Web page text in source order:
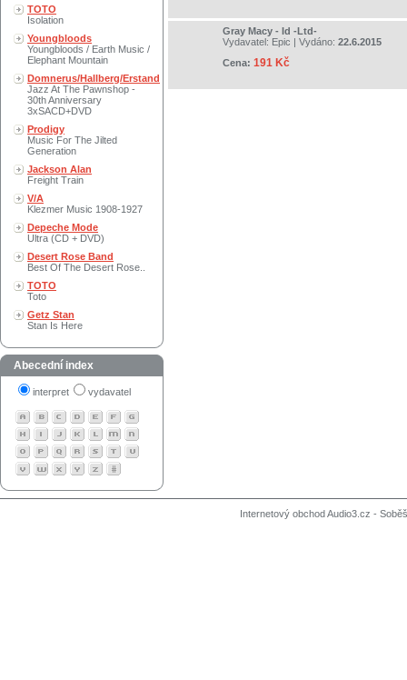
TOTO
Isolation
Youngbloods
Youngbloods / Earth Music /
Elephant Mountain
Domnerus/Hallberg/Erstand
Jazz At The Pawnshop -
30th Anniversary
3xSACD+DVD
Prodigy
Music For The Jilted
Generation
Jackson Alan
Freight Train
V/A
Klezmer Music 1908-1927
Depeche Mode
Ultra (CD + DVD)
Desert Rose Band
Best Of The Desert Rose..
TOTO
Toto
Getz Stan
Stan Is Here
Abecední index
interpret vydavatel
Gray Macy - Id -Ltd-
Vydavatel: Epic | Vydáno: 22.6.2015
Cena: 191 Kč
Internetový obchod Audio3.cz -